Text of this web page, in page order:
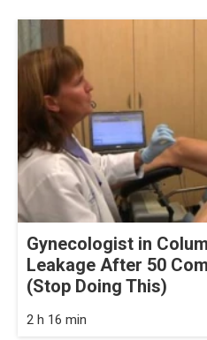
Gynecologist in
Leakage After 50
(Stop Doing This)
2 h 16 min